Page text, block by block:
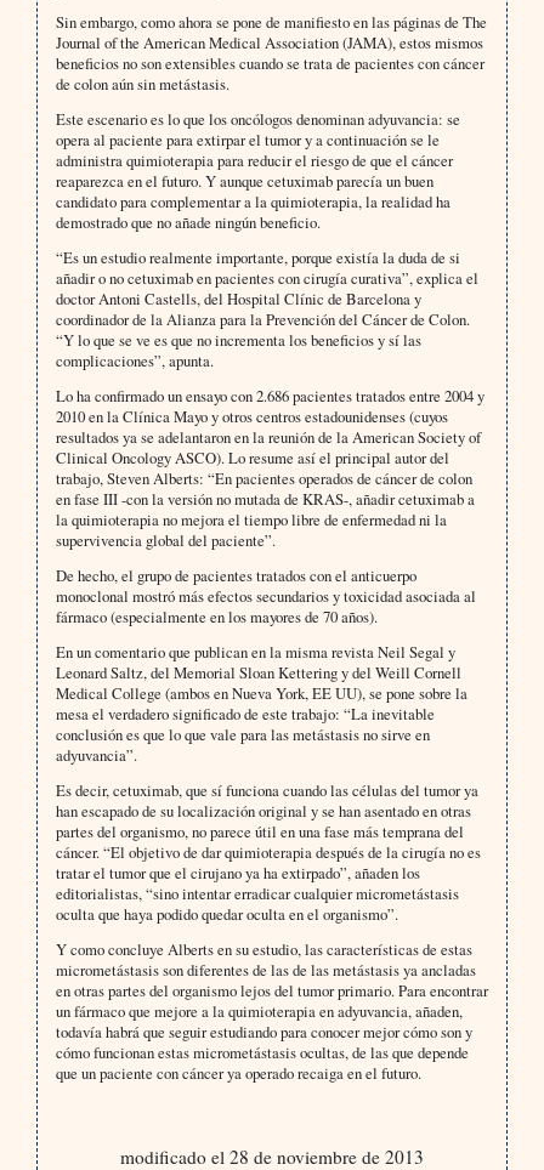
Sin embargo, como ahora se pone de manifiesto en las páginas de The
Journal of the American Medical Association (JAMA), estos mismos
beneficios no son extensibles cuando se trata de pacientes con cáncer
de colon aún sin metástasis.
Este escenario es lo que los oncólogos denominan adyuvancia: se
opera al paciente para extirpar el tumor y a continuación se le
administra quimioterapia para reducir el riesgo de que el cáncer
reaparezca en el futuro. Y aunque cetuximab parecía un buen
candidato para complementar a la quimioterapia, la realidad ha
demostrado que no añade ningún beneficio.
“Es un estudio realmente importante, porque existía la duda de si
añadir o no cetuximab en pacientes con cirugía curativa”, explica el
doctor Antoni Castells, del Hospital Clínic de Barcelona y
coordinador de la Alianza para la Prevención del Cáncer de Colon.
“Y lo que se ve es que no incrementa los beneficios y sí las
complicaciones”, apunta.
Lo ha confirmado un ensayo con 2.686 pacientes tratados entre 2004 y
2010 en la Clínica Mayo y otros centros estadounidenses (cuyos
resultados ya se adelantaron en la reunión de la American Society of
Clinical Oncology ASCO). Lo resume así el principal autor del
trabajo, Steven Alberts: “En pacientes operados de cáncer de colon
en fase III -con la versión no mutada de KRAS-, añadir cetuximab a
la quimioterapia no mejora el tiempo libre de enfermedad ni la
supervivencia global del paciente”.
De hecho, el grupo de pacientes tratados con el anticuerpo
monoclonal mostró más efectos secundarios y toxicidad asociada al
fármaco (especialmente en los mayores de 70 años).
En un comentario que publican en la misma revista Neil Segal y
Leonard Saltz, del Memorial Sloan Kettering y del Weill Cornell
Medical College (ambos en Nueva York, EE UU), se pone sobre la
mesa el verdadero significado de este trabajo: “La inevitable
conclusión es que lo que vale para las metástasis no sirve en
adyuvancia”.
Es decir, cetuximab, que sí funciona cuando las células del tumor ya
han escapado de su localización original y se han asentado en otras
partes del organismo, no parece útil en una fase más temprana del
cáncer. “El objetivo de dar quimioterapia después de la cirugía no es
tratar el tumor que el cirujano ya ha extirpado”, añaden los
editorialistas, “sino intentar erradicar cualquier micrometástasis
oculta que haya podido quedar oculta en el organismo”.
Y como concluye Alberts en su estudio, las características de estas
micrometástasis son diferentes de las de las metástasis ya ancladas
en otras partes del organismo lejos del tumor primario. Para encontrar
un fármaco que mejore a la quimioterapia en adyuvancia, añaden,
todavía habrá que seguir estudiando para conocer mejor cómo son y
cómo funcionan estas micrometástasis ocultas, de las que depende
que un paciente con cáncer ya operado recaiga en el futuro.
modificado el 28 de noviembre de 2013